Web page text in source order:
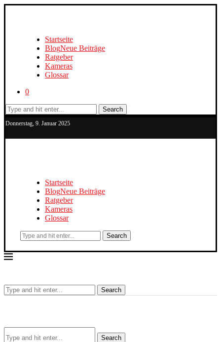
Startseite
BlogNeue Beiträge
Ratgeber
Kameras
Glossar
0
Search
Donnerstag, 9. Januar 2025
Startseite
BlogNeue Beiträge
Ratgeber
Kameras
Glossar
Search
Search
Search